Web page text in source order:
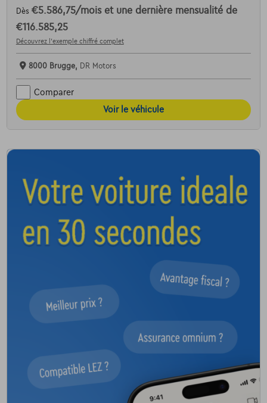
Dès €5.586,75/mois et une dernière mensualité de
€116.585,25
Découvrez l’exemple chiffré complet
8000 Brugge, DR Motors
Comparer
Voir le véhicule